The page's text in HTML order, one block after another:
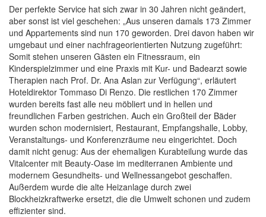
Der perfekte Service hat sich zwar in 30 Jahren nicht geändert,
aber sonst ist viel geschehen: „Aus unseren damals 173 Zimmer
und Appartements sind nun 170 geworden. Drei davon haben wir
umgebaut und einer nachfrageorientierten Nutzung zugeführt:
Somit stehen unseren Gästen ein Fitnessraum, ein
Kinderspielzimmer und eine Praxis mit Kur- und Badearzt sowie
Therapien nach Prof. Dr. Ana Aslan zur Verfügung“, erläutert
Hoteldirektor Tommaso Di Renzo. Die restlichen 170 Zimmer
wurden bereits fast alle neu möbliert und in hellen und
freundlichen Farben gestrichen. Auch ein Großteil der Bäder
wurden schon modernisiert, Restaurant, Empfangshalle, Lobby,
Veranstaltungs- und Konferenzräume neu eingerichtet. Doch
damit nicht genug: Aus der ehemaligen Kurabteilung wurde das
Vitalcenter mit Beauty-Oase im mediterranen Ambiente und
modernem Gesundheits- und Wellnessangebot geschaffen.
Außerdem wurde die alte Heizanlage durch zwei
Blockheizkraftwerke ersetzt, die die Umwelt schonen und zudem
effizienter sind.